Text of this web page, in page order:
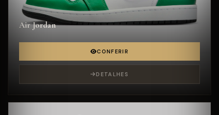
Air Jordan
CONFERIR
DETALHES